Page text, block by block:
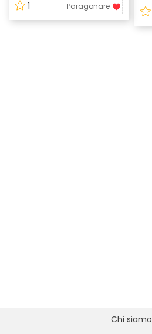
1 Paragonare
Chi siamo